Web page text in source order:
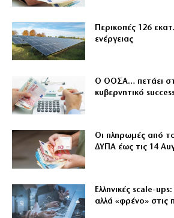
Περικοπές 126
ενέργειας
Ο ΟΟΣΑ… πετάει
κυβερνητικό
Οι πληρωμές από
ΔΥΠΑ έως τις 14
Ελληνικές scale-
αλλά «φρένο» στις